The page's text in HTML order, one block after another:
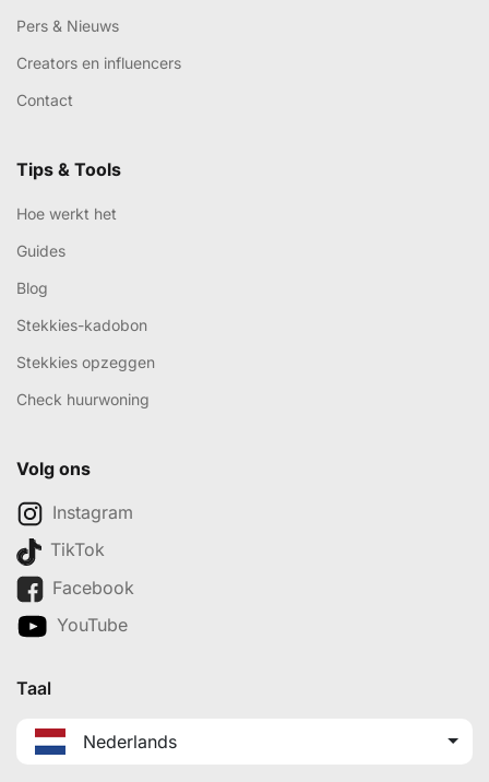
Pers & Nieuws
Creators en influencers
Contact
Tips & Tools
Hoe werkt het
Guides
Blog
Stekkies-kadobon
Stekkies opzeggen
Check huurwoning
Volg ons
Instagram
TikTok
Facebook
YouTube
Taal
Nederlands